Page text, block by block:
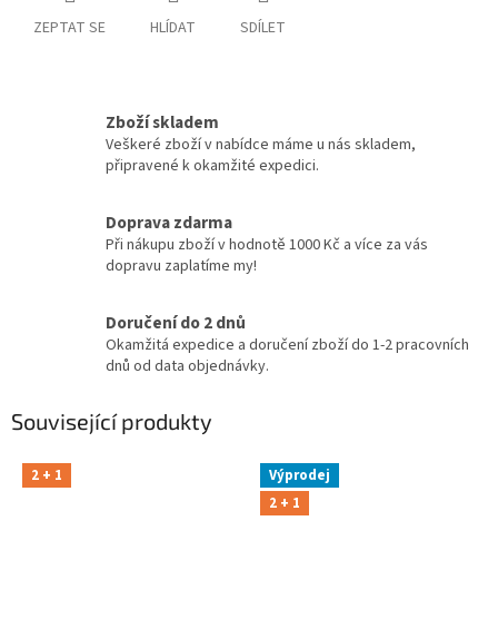
ZEPTAT SE HLÍDAT SDÍLET
Zboží skladem
Veškeré zboží v nabídce máme u nás skladem,
připravené k okamžité expedici.
Doprava zdarma
Při nákupu zboží v hodnotě 1000 Kč a více za vás
dopravu zaplatíme my!
Doručení do 2 dnů
Okamžitá expedice a doručení zboží do 1-2 pracovních
dnů od data objednávky.
Související produkty
2 + 1
Výprodej
2 + 1